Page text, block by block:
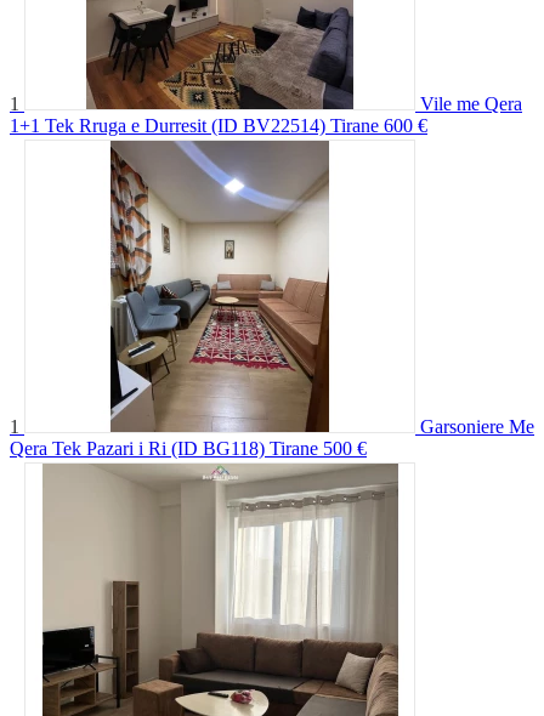
1
Vile me Qera
1+1 Tek Rruga e Durresit (ID BV22514) Tirane 600 €
1
Garsoniere Me
Qera Tek Pazari i Ri (ID BG118) Tirane 500 €